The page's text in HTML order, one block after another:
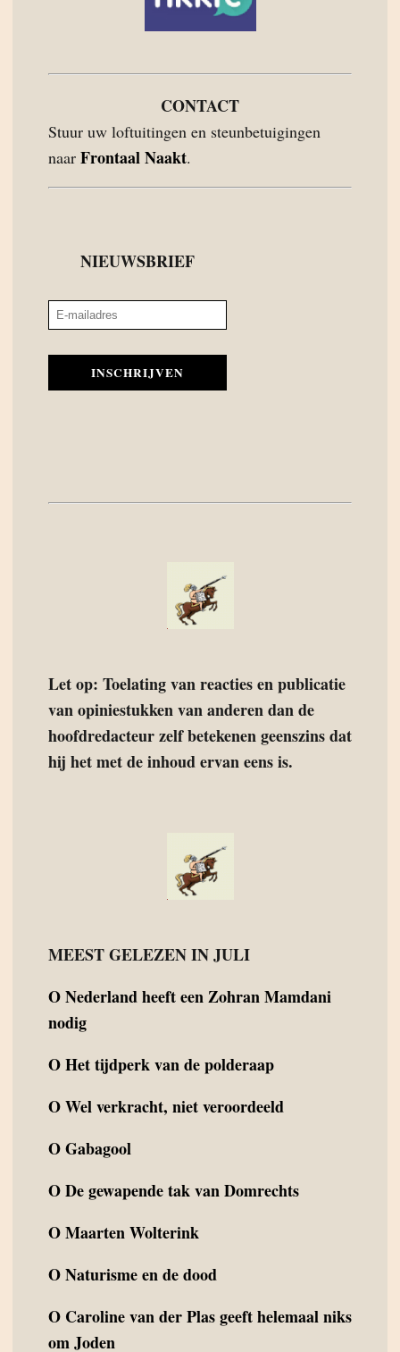
CONTACT
Stuur uw loftuitingen en steunbetuigingen
naar Frontaal Naakt.
NIEUWSBRIEF
INSCHRIJVEN
Let op: Toelating van reacties en publicatie
van opiniestukken van anderen dan de
hoofdredacteur zelf betekenen geenszins dat
hij het met de inhoud ervan eens is.
MEEST GELEZEN IN JULI
ONederland heeft een Zohran Mamdani
nodig
OHet tijdperk van de polderaap
OWel verkracht, niet veroordeeld
OGabagool
ODe gewapende tak van Domrechts
OMaarten Wolterink
ONaturisme en de dood
O Caroline van der Plas geeft helemaal niks
om Joden